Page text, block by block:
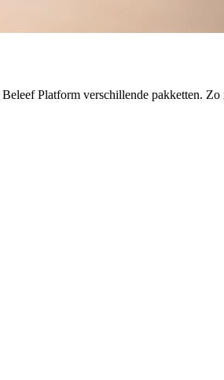
Platform verschillende pakketten.